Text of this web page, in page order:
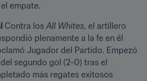
empate.
Contra los All Whites, el artillero
plenamente a la fe en él
Jugador del Partido. Empezó
segundo gol (2-0) tras el
más regates exitosos